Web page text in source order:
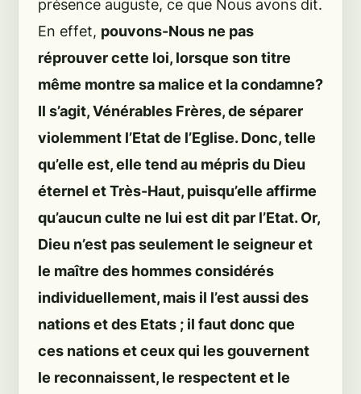
présence auguste, ce que Nous avons dit.
En effet, pouvons-Nous ne pas
réprouver cette loi, lorsque son titre
même montre sa malice et la condamne?
Il s’agit, Vénérables Frères, de séparer
violemment l’Etat de l’Eglise. Donc, telle
qu’elle est, elle tend au mépris du Dieu
éternel et Très-Haut, puisqu’elle affirme
qu’aucun culte ne lui est dit par l’Etat. Or,
Dieu n’est pas seulement le seigneur et
le maître des hommes considérés
individuellement, mais il l’est aussi des
nations et des Etats ; il faut donc que
ces nations et ceux qui les gouvernent
le reconnaissent, le respectent et le